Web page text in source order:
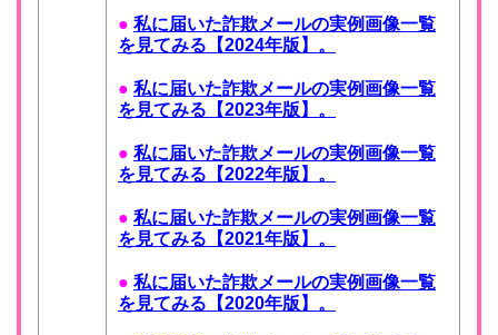
● 私に届いた詐欺メールの実例画像一覧
を見てみる【2024年版】。
● 私に届いた詐欺メールの実例画像一覧
を見てみる【2023年版】。
● 私に届いた詐欺メールの実例画像一覧
を見てみる【2022年版】。
● 私に届いた詐欺メールの実例画像一覧
を見てみる【2021年版】。
● 私に届いた詐欺メールの実例画像一覧
を見てみる【2020年版】。